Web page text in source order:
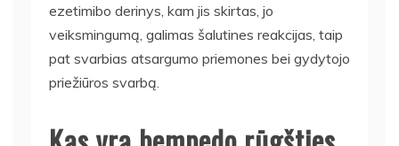
ezetimibo derinys, kam jis skirtas, jo
veiksmingumą, galimas šalutines reakcijas, taip
pat svarbias atsargumo priemones bei gydytojo
priežiūros svarbą.